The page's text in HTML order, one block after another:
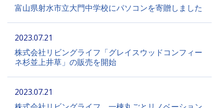
富山県射水市立大門中学校にパソコンを寄贈しました
2023.07.21
株式会社リビングライフ「グレイスウッドコンフィー
ネ杉並上井草」の販売を開始
2023.07.21